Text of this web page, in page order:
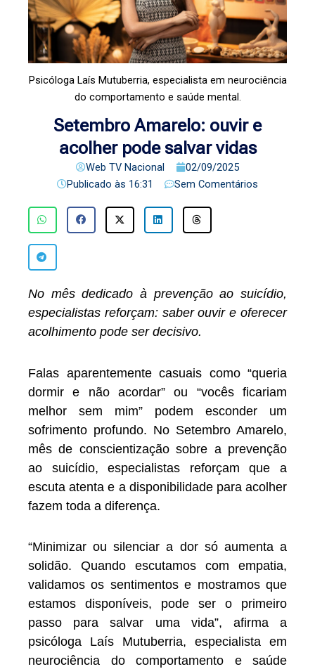
Psicóloga Laís Mutuberria, especialista em neurociência
do comportamento e saúde mental.
Setembro Amarelo: ouvir e
acolher pode salvar vidas
Web TV Nacional
02/09/2025
Publicado às 16:31 Sem Comentários
No mês dedicado à prevenção ao suicídio,
especialistas reforçam: saber ouvir e oferecer
acolhimento pode ser decisivo.
Falas aparentemente casuais como “queria
dormir e não acordar” ou “vocês ficariam
melhor sem mim” podem esconder um
sofrimento profundo. No Setembro Amarelo,
mês de conscientização sobre a prevenção
ao suicídio, especialistas reforçam que a
escuta atenta e a disponibilidade para acolher
fazem toda a diferença.
“Minimizar ou silenciar a dor só aumenta a
solidão. Quando escutamos com empatia,
validamos os sentimentos e mostramos que
estamos disponíveis, pode ser o primeiro
passo para salvar uma vida”, afirma a
psicóloga Laís Mutuberria, especialista em
neurociência do comportamento e saúde